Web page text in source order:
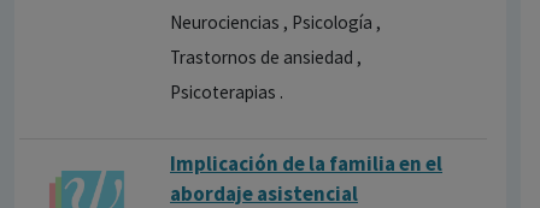
Neurociencias , Psicología ,
Trastornos de ansiedad ,
Psicoterapias .
Implicación de la familia en el
abordaje asistencial